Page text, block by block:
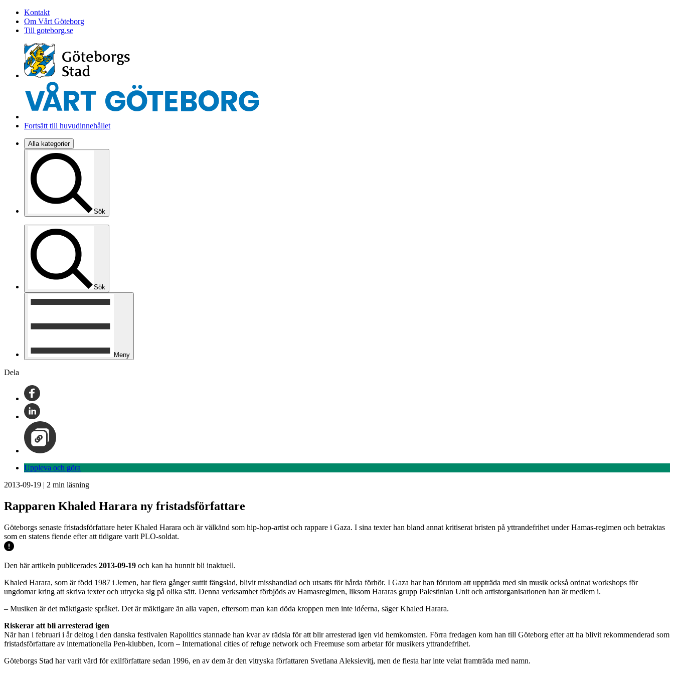
Kontakt
Om Vårt Göteborg
Till goteborg.se
Fortsätt till huvudinnehållet
Alla kategorier
Sök
Sök
Meny
Dela
Uppleva och göra
2013-09-19 | 2 min läsning
Rapparen Khaled Harara ny fristadsförfattare
Göteborgs senaste fristadsförfattare heter Khaled Harara och är välkänd som hip-hop-artist och rappare i Gaza. I sina texter han bland annat kritiserat bristen på yttrandefrihet under Hamas-regimen och betraktas
som en statens fiende efter att tidigare varit PLO-soldat.
Den här artikeln publicerades 2013-09-19 och kan ha hunnit bli inaktuell.
Khaled Harara, som är född 1987 i Jemen, har flera gånger suttit fängslad, blivit misshandlad och utsatts för hårda förhör. I Gaza har han förutom att uppträda med sin musik också ordnat workshops för
ungdomar kring att skriva texter och utrycka sig på olika sätt. Denna verksamhet förbjöds av Hamasregimen, liksom Hararas grupp Palestinian Unit och artistorganisationen han är medlem i.
– Musiken är det mäktigaste språket. Det är mäktigare än alla vapen, eftersom man kan döda kroppen men inte idéerna, säger Khaled Harara.
Riskerar att bli arresterad igen
När han i februari i år deltog i den danska festivalen Rapolitics stannade han kvar av rädsla för att blir arresterad igen vid hemkomsten. Förra fredagen kom han till Göteborg efter att ha blivit rekommenderad som
fristadsförfattare av internationella Pen-klubben, Icorn – International cities of refuge network och Freemuse som arbetar för musikers yttrandefrihet.
Göteborgs Stad har varit värd för exilförfattare sedan 1996, en av dem är den vitryska författaren Svetlana Aleksievitj, men de flesta har inte velat framträda med namn.